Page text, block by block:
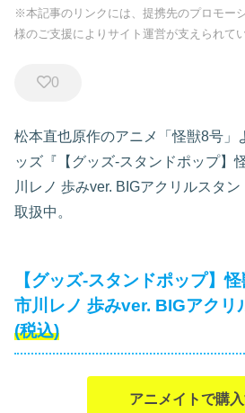
※本記事のリンクには、提携先のプロモー
様のご支援によりサイト運営が支えられてい
0
松本直也原作のアニメ「怪獣8号」
ッズ『【グッズ-スタンドポップ】
川レノ 歩みver. BIGアクリルスタン
取扱中。
【グッズ-スタンドポップ】
市川レノ 歩みver. BIGアクリ
(税込)
アニメイトで購